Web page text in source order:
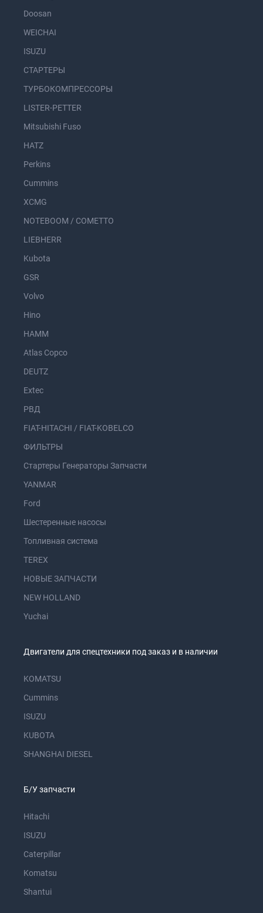
Doosan
WEICHAI
ISUZU
СТАРТЕРЫ
ТУРБОКОМПРЕССОРЫ
LISTER-PETTER
Mitsubishi Fuso
HATZ
Perkins
Cummins
XCMG
NOTEBOOM / COMETTO
LIEBHERR
Kubota
GSR
Volvo
Hino
HAMM
Atlas Copco
DEUTZ
Extec
РВД
FIAT-HITACHI / FIAT-KOBELCO
ФИЛЬТРЫ
Стартеры Генераторы Запчасти
YANMAR
Ford
Шестеренные насосы
Топливная система
TEREX
НОВЫЕ ЗАПЧАСТИ
NEW HOLLAND
Yuchai
Двигатели для спецтехники под заказ и в наличии
KOMATSU
Cummins
ISUZU
KUBOTA
SHANGHAI DIESEL
Б/У запчасти
Hitachi
ISUZU
Caterpillar
Komatsu
Shantui